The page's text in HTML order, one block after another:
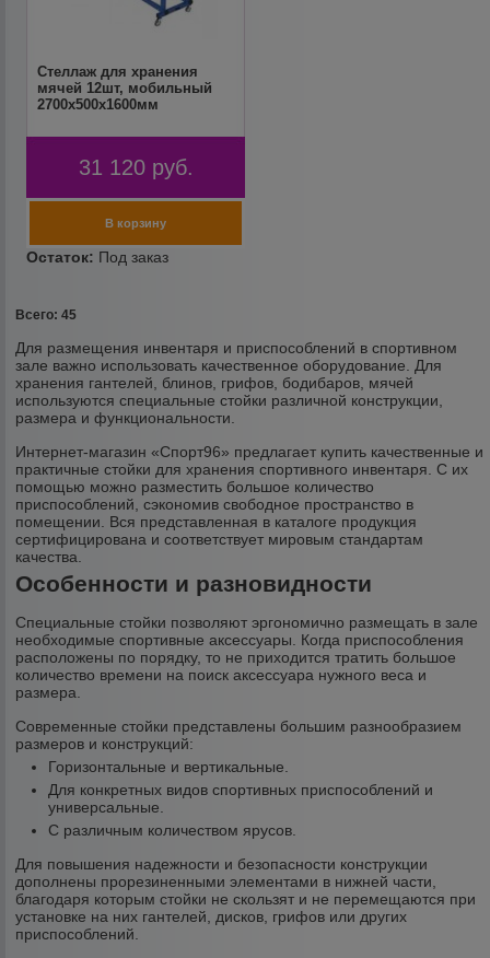
Стеллаж для хранения
мячей 12шт, мобильный
2700х500x1600мм
31 120 руб.
Всего: 45
Для размещения инвентаря и приспособлений в спортивном
зале важно использовать качественное оборудование. Для
хранения гантелей, блинов, грифов, бодибаров, мячей
используются специальные стойки различной конструкции,
размера и функциональности.
Интернет-магазин «Спорт96» предлагает купить качественные и
практичные стойки для хранения спортивного инвентаря. С их
помощью можно разместить большое количество
приспособлений, сэкономив свободное пространство в
помещении. Вся представленная в каталоге продукция
сертифицирована и соответствует мировым стандартам
качества.
Особенности и разновидности
Специальные стойки позволяют эргономично размещать в зале
необходимые спортивные аксессуары. Когда приспособления
расположены по порядку, то не приходится тратить большое
количество времени на поиск аксессуара нужного веса и
размера.
Современные стойки представлены большим разнообразием
размеров и конструкций:
Горизонтальные и вертикальные.
Для конкретных видов спортивных приспособлений и
универсальные.
С различным количеством ярусов.
Для повышения надежности и безопасности конструкции
дополнены прорезиненными элементами в нижней части,
благодаря которым стойки не скользят и не перемещаются при
установке на них гантелей, дисков, грифов или других
приспособлений.